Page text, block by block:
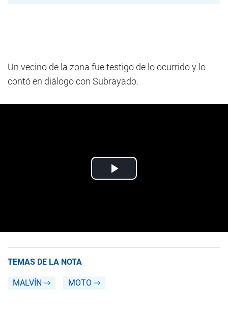
Un vecino de la zona fue testigo de lo ocurrido y lo
contó en diálogo con Subrayado.
TEMAS DE LA NOTA
MALVÍN MOTO